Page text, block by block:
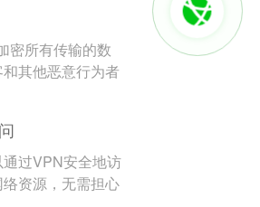
密所有传输的数
其他恶意行为者
过VPN安全地访
资源，无需担心